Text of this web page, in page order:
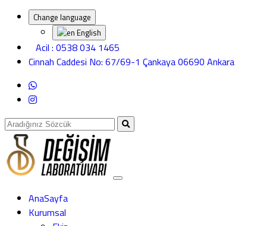
Change language
English
Acil : 0538 034 1465
Cinnah Caddesi No: 67/69-1 Çankaya 06690 Ankara
AnaSayfa
Kurumsal